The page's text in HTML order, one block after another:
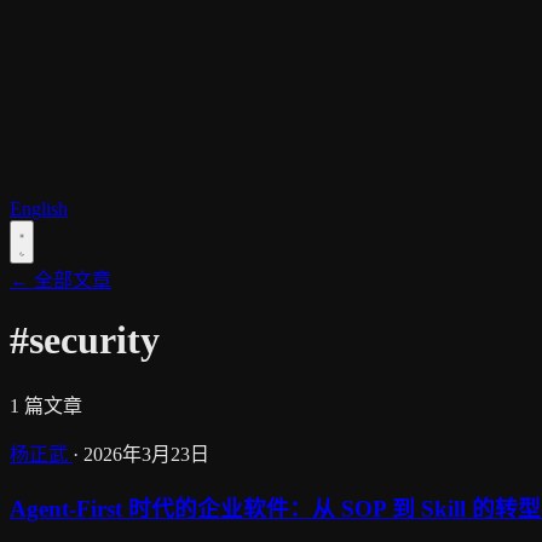
English
← 全部文章
#security
1 篇文章
杨正武 · 2026年3月23日
Agent-First 时代的企业软件：从 SOP 到 Skill 的转